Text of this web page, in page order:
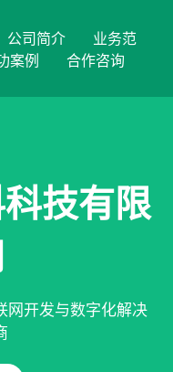
公司简介
业务范
案例 合作咨询
技有限
网开发与数字化解决